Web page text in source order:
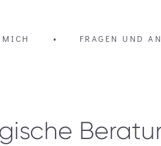
• FRAGEN UND